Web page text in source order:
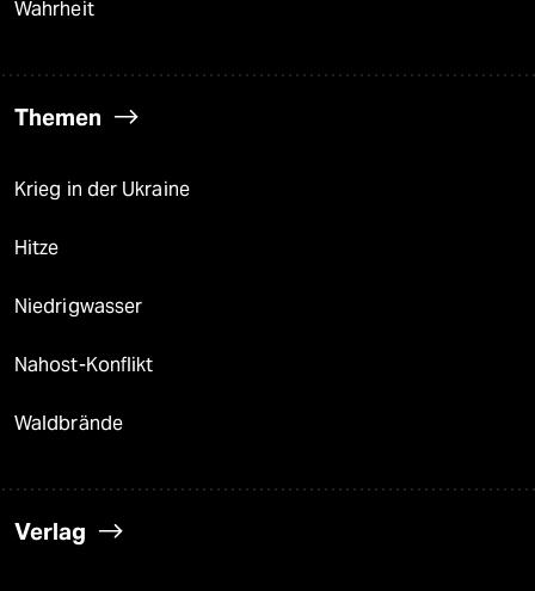
Wahrheit
Themen
Krieg in der Ukraine
Hitze
Niedrigwasser
Nahost-Konflikt
Waldbrände
Verlag